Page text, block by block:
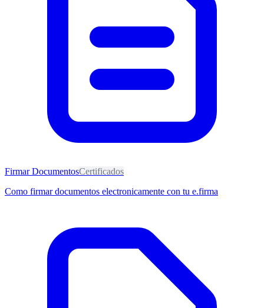
Firmar DocumentosCertificados
Como firmar documentos electronicamente con tu e.firma